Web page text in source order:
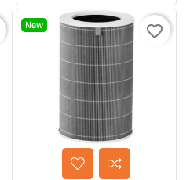
New favorite_border